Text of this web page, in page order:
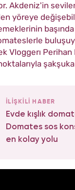
Akdeniz'in
yöreye
başında
Vloggerı Perihan
İLİŞKİLİ HABER
Evde kışlık
Domates sos
en kolay yolu